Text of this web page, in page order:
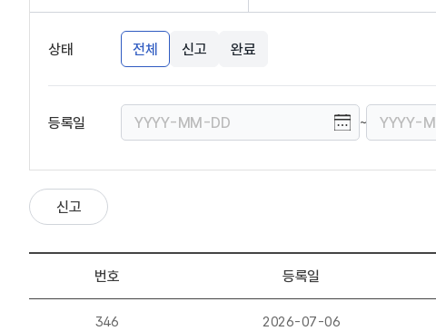
상태 전체 신고 완료
등록일 ~
번호 등록일
346 2026-07-06